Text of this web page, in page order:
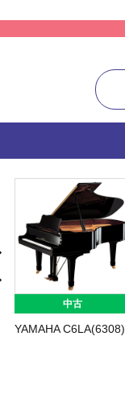
中古
YAMAHA C6LA(6308)